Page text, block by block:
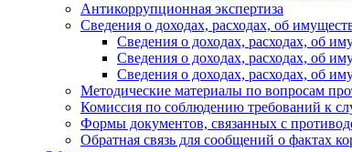
Антикоррупционная экспертиза
Сведения о доходах, расходах, об
Сведения о доходах, расходах, об
Сведения о доходах, расходах, об
Сведения о доходах, расходах, об
Методические материалы по вопросам
Комиссия по соблюдению требований к
Формы документов, связанных с
Обратная связь для сообщений о фактах